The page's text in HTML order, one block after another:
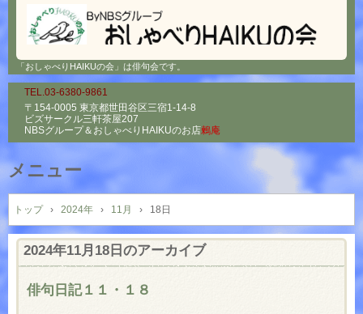
「おしゃべりHAIKUの会」は俳句会です。
TEL.03-6380-9861
〒154-0005 東京都世田谷区三宿1-14-8
ビズサークル三軒茶屋207
NBSグループ＆ おしゃべりHAIKUのお店鶫庵
メニュー
コ
ン
テ
ン
トップ › 2024年 › 11月 › 18日
2024年11月18日 のアーカイブ
俳句日記１１・１８